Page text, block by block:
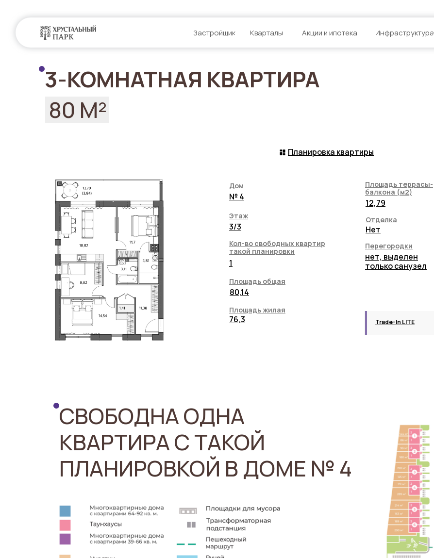
Застройщик Кварталы Акции и ипотека Инфраструктура
3-КОМНАТНАЯ КВАРТИРА
80 М²
Планировка квартиры
Trade-In LITE
нет, выделен
только санузел
Нет
80,14
76,3
12,79
1
3/3
№ 4
Перегородки
Отделка
Площадь террасы-
балкона (м2)
Площадь жилая
Площадь общая
Кол-во свободных квартир
такой планировки
Этаж
Дом
СВОБОДНА ОДНА
КВАРТИРА С ТАКОЙ
ПЛАНИРОВКОЙ В ДОМЕ № 4